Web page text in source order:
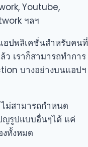
Youtube,
ฯลฯ
อปพลิเคชั่นสำหรับคนที่
ว เราก็สามารถทำการ
บางอย่างบนแอปฯ
ม่สามารถกำหนด
รูปแบบอื่นๆได้ แค่
งทั้งหมด